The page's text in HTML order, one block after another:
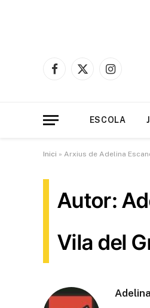
Facebook
X
Instagram
ESCOLA
Inici » Arxius de Adelina
Autor:
Vila del